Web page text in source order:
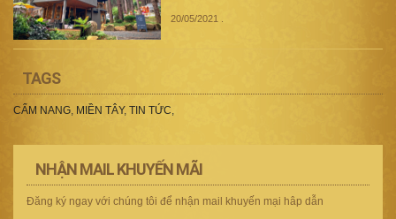
20/05/2021
TAGS
CẨM NANG, MIỀN TÂY, TIN TỨC,
NHẬN MAIL KHUYẾN MÃI
Đăng ký ngay với chúng tôi để nhận mail khuyến mại hâp dẫn